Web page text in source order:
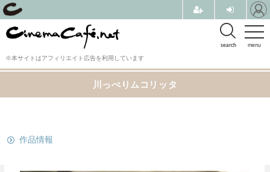
menu
search
※本サイトはアフィリエイト広告を利用しています
川っぺりムコリッタ
作品情報